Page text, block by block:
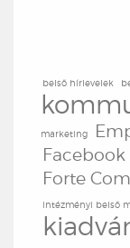
belső hírlevelek
marketing
Forte
intézményi belső